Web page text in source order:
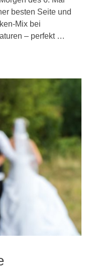
besten Seite und
Mix bei
– perfekt …